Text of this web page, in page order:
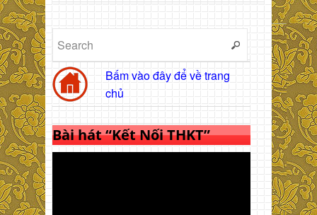
Bấm vào đây để về trang
chủ
Bài hát “Kết Nối THKT”